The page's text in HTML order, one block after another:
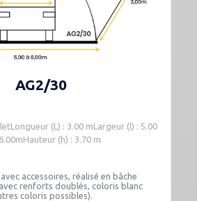
AG2/30
(L) : 3.00 mLargeur (l) : 5.00
(h) : 3.70 m
accessoires, réalisé en bâche
renforts doublés, coloris blanc
coloris possibles).